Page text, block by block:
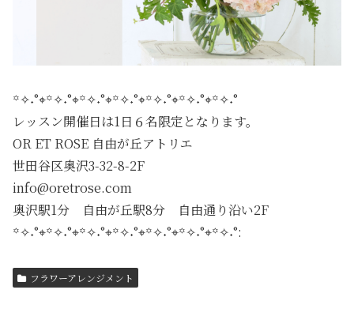
꙳✧˖°⌖꙳✧˖°⌖꙳✧˖°⌖꙳✧˖°⌖꙳✧˖°⌖꙳✧˖°⌖꙳✧˖°
レッスン開催日は1日６名限定となります。
OR ET ROSE 自由が丘アトリエ
世田谷区奥沢3-32-8-2F
info@oretrose.com
奥沢駅1分 自由が丘駅8分 自由通り沿い2F
꙳✧˖°⌖꙳✧˖°⌖꙳✧˖°⌖꙳✧˖°⌖꙳✧˖°⌖꙳✧˖°⌖꙳✧˖°:
フラワーアレンジメント